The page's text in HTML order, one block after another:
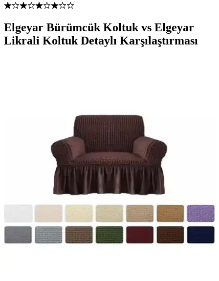
Elgeyar Bürümcük Koltuk vs Elgeyar
Likrali Koltuk Detaylı Karşılaştırması